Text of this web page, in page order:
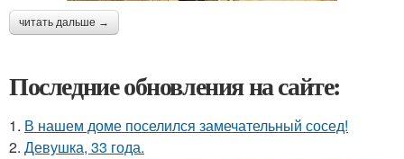
читать дальше →
Последние обновления на сайте:
1. В нашем доме поселился замечательный сосед!
2. Девушка, 33 года.